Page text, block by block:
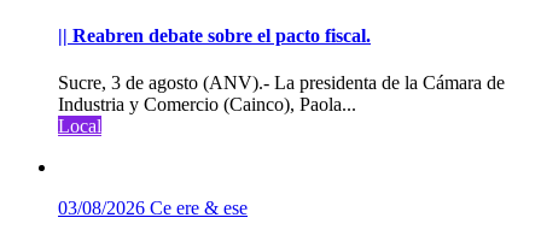
|| Reabren debate sobre el pacto fiscal.
Sucre, 3 de agosto (ANV).- La presidenta de la Cámara de
Industria y Comercio (Cainco), Paola...
Local
03/08/2026 Ce ere & ese